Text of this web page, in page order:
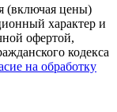
(включая цены)
характер и
офертой,
кодекса
на обработку